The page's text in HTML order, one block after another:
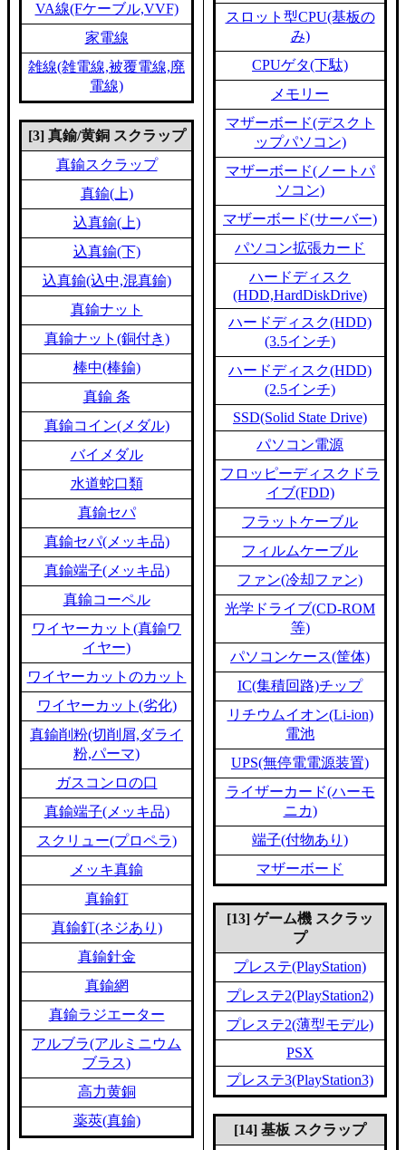
VA線(Fケーブル,VVF)
家電線
雑線(雑電線,被覆電線,廃
電線)
[3] 真鍮/黄銅 スクラップ
真鍮スクラップ
真鍮(上)
込真鍮(上)
込真鍮(下)
込真鍮(込中,混真鍮)
真鍮ナット
真鍮ナット(銅付き)
棒中(棒鍮)
真鍮 条
真鍮コイン(メダル)
バイメダル
水道蛇口類
真鍮セパ
真鍮セパ(メッキ品)
真鍮端子(メッキ品)
真鍮コーペル
ワイヤーカット(真鍮ワ
イヤー)
ワイヤーカットのカット
ワイヤーカット(劣化)
真鍮削粉(切削屑,ダライ
粉,パーマ)
ガスコンロの口
真鍮端子(メッキ品)
スクリュー(プロペラ)
メッキ真鍮
真鍮釘
真鍮釘(ネジあり)
真鍮針金
真鍮網
真鍮ラジエーター
アルブラ(アルミニウム
ブラス)
高力黄銅
薬莢(真鍮)
スロット型CPU(基板の
み)
CPUゲタ(下駄)
メモリー
マザーボード(デスクト
ップパソコン)
マザーボード(ノートパ
ソコン)
マザーボード(サーバー)
パソコン拡張カード
ハードディスク
(HDD,HardDiskDrive)
ハードディスク(HDD)
(3.5インチ)
ハードディスク(HDD)
(2.5インチ)
SSD(Solid State Drive)
パソコン電源
フロッピーディスクドラ
イブ(FDD)
フラットケーブル
フィルムケーブル
ファン(冷却ファン)
光学ドライブ(CD-ROM
等)
パソコンケース(筐体)
IC(集積回路)チップ
リチウムイオン(Li-ion)
電池
UPS(無停電電源装置)
ライザーカード(ハーモ
ニカ)
端子(付物あり)
マザーボード
[13] ゲーム機 スクラッ
プ
プレステ(PlayStation)
プレステ2(PlayStation2)
プレステ2(薄型モデル)
PSX
プレステ3(PlayStation3)
[14] 基板 スクラップ